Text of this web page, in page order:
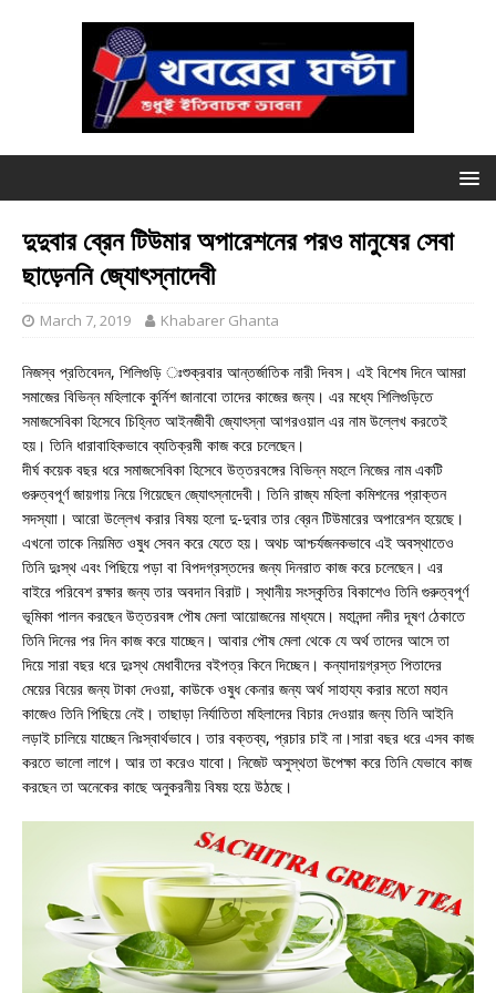
দুদুবার ব্রেন টিউমার অপারেশনের পরও মানুষের সেবা
ছাড়েননি জ্যোৎস্নাদেবী
March 7, 2019 Khabarer Ghanta
নিজস্ব প্রতিবেদন, শিলিগুড়ি ঃশুক্রবার আন্তর্জাতিক নারী দিবস। এই বিশেষ দিনে আমরা
সমাজের বিভিন্ন মহিলাকে কুর্নিশ জানাবো তাদের কাজের জন্য। এর মধ্যে শিলিগুড়িতে
সমাজসেবিকা হিসেবে চিহ্নিত আইনজীবী জ্যোৎস্না আগরওয়াল এর নাম উল্লেখ করতেই
হয়। তিনি ধারাবাহিকভাবে ব্যতিক্রমী কাজ করে চলেছেন।
দীর্ঘ কয়েক বছর ধরে সমাজসেবিকা হিসেবে উত্তরবঙ্গের বিভিন্ন মহলে নিজের নাম একটি
গুরুত্বপূর্ণ জায়গায় নিয়ে গিয়েছেন জ্যোৎস্নাদেবী। তিনি রাজ্য মহিলা কমিশনের প্রাক্তন
সদস্যাা। আরো উল্লেখ করার বিষয় হলো দু-দুবার তার ব্রেন টিউমারের অপারেশন হয়েছে।
এখনো তাকে নিয়মিত ওষুধ সেবন করে যেতে হয়। অথচ আশ্চর্যজনকভাবে এই অবস্থাতেও
তিনি দুঃস্থ এবং পিছিয়ে পড়া বা বিপদগ্রস্তদের জন্য দিনরাত কাজ করে চলেছেন। এর
বাইরে পরিবেশ রক্ষার জন্য তার অবদান বিরাট। স্থানীয় সংস্কৃতির বিকাশেও তিনি গুরুত্বপূর্ণ
ভূমিকা পালন করছেন উত্তরবঙ্গ পৌষ মেলা আয়োজনের মাধ্যমে। মহানন্দা নদীর দূষণ ঠেকাতে
তিনি দিনের পর দিন কাজ করে যাচ্ছেন। আবার পৌষ মেলা থেকে যে অর্থ তাদের আসে তা
দিয়ে সারা বছর ধরে দুঃস্থ মেধাবীদের বইপত্র কিনে দিচ্ছেন। কন্যাদায়গ্রস্ত পিতাদের
মেয়ের বিয়ের জন্য টাকা দেওয়া, কাউকে ওষুধ কেনার জন্য অর্থ সাহায্য করার মতো মহান
কাজেও তিনি পিছিয়ে নেই। তাছাড়া নির্যাতিতা মহিলাদের বিচার দেওয়ার জন্য তিনি আইনি
লড়াই চালিয়ে যাচ্ছেন নিঃস্বার্থভাবে। তার বক্তব্য, প্রচার চাই না।সারা বছর ধরে এসব কাজ
করতে ভালো লাগে। আর তা করেও যাবো। নিজেট অসুস্থতা উপেক্ষা করে তিনি যেভাবে কাজ
করছেন তা অনেকের কাছে অনুকরনীয় বিষয় হয়ে উঠছে।